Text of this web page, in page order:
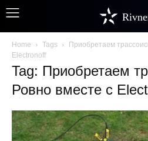
Home Tags
Приобретаем
Electronoff
Tag: Приобретаем
Ровно вместе с